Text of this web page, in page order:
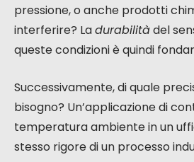
pressione, o anche prodotti
interferire? Ladurabilitàdel
queste condizioni è quindi
Successivamente, di quale
bisogno? Un’applicazione di
temperatura ambiente in un
stesso rigore di un processo